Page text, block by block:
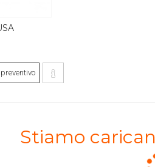
Stiamo